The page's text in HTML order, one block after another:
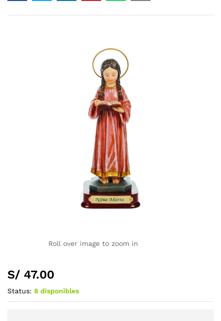
Roll over image to zoom in
S/ 47.00
Status: 8 disponibles